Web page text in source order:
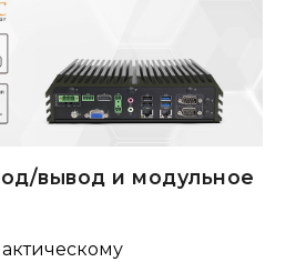
вывод и модульное